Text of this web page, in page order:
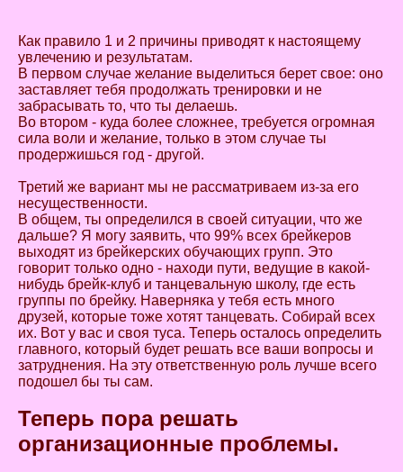
Как правило 1 и 2 причины приводят к настоящему
увлечению и результатам.
В первом случае желание выделиться берет свое: оно
заставляет тебя продолжать тренировки и не
забрасывать то, что ты делаешь.
Во втором - куда более сложнее, требуется огромная
сила воли и желание, только в этом случае ты
продержишься год - другой.
Третий же вариант мы не рассматриваем из-за его
несущественности.
В общем, ты определился в своей ситуации, что же
дальше? Я могу заявить, что 99% всех брейкеров
выходят из брейкерских обучающих групп. Это
говорит только одно - находи пути, ведущие в какой-
нибудь брейк-клуб и танцевальную школу, где есть
группы по брейку. Наверняка у тебя есть много
друзей, которые тоже хотят танцевать. Собирай всех
их. Вот у вас и своя туса. Теперь осталось определить
главного, который будет решать все ваши вопросы и
затруднения. На эту ответственную роль лучше всего
подошел бы ты сам.
Теперь пора решать
организационные проблемы.